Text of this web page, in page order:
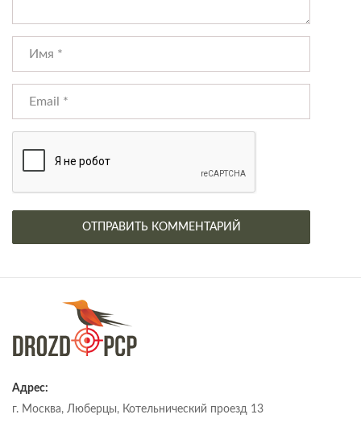
Адрес:
г. Москва, Люберцы, Котельнический проезд 13